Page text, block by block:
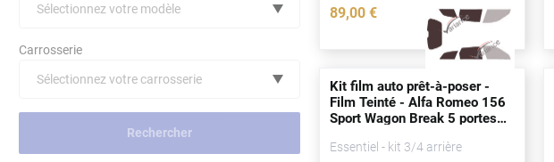
Sélectionnez votre modèle
Carrosserie
Sélectionnez votre carrosserie
Rechercher
89,00 €
Kit film auto prêt-à-poser -
Film Teinté - Alfa Romeo 156
Sport Wagon Break 5 portes
Essentiel - kit 3/4 arrière